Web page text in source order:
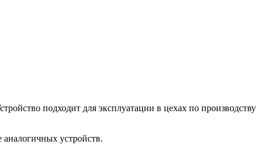
подходит для эксплуатации в цехах по производству
устройств.